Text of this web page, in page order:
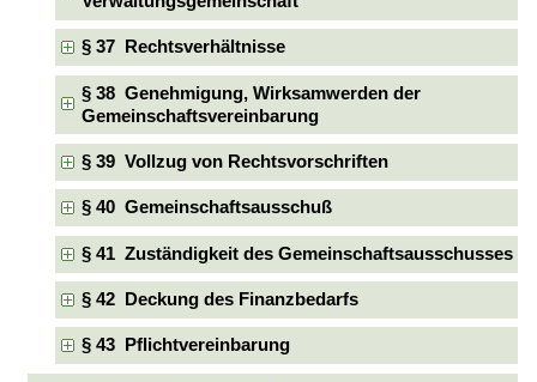
§ 37 Rechtsverhältnisse
§ 38 Genehmigung, Wirksamwerden der
Gemeinschaftsvereinbarung
§ 39 Vollzug von Rechtsvorschriften
§ 40 Gemeinschaftsausschuß
§ 41 Zuständigkeit des Gemeinschaftsausschusses
§ 42 Deckung des Finanzbedarfs
§ 43 Pflichtvereinbarung